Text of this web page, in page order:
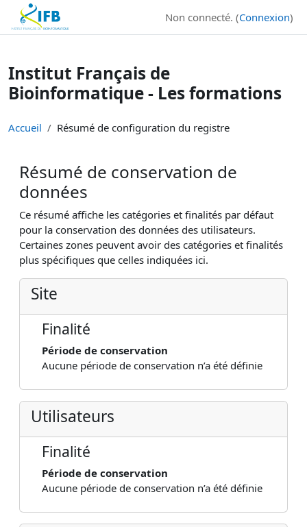
Institut Français de Bioinformatique - Les formations
Passer au contenu principal
Non connecté. (Connexion)
Institut Français de
Bioinformatique - Les formations
Accueil Résumé de configuration du registre
Résumé de conservation de
données
Ce résumé affiche les catégories et finalités par défaut
pour la conservation des données des utilisateurs.
Certaines zones peuvent avoir des catégories et finalités
plus spécifiques que celles indiquées ici.
Site
Finalité
Période de conservation
Aucune période de conservation n’a été définie
Utilisateurs
Finalité
Période de conservation
Aucune période de conservation n’a été définie